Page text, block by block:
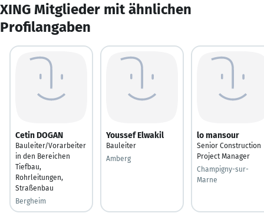
XING Mitglieder mit ähnlichen
Profilangaben
Cetin DOGAN
Bauleiter/Vorarbeiter
in den Bereichen
Tiefbau,
Rohrleitungen,
Straßenbau
Bergheim
Youssef Elwakil
Bauleiter
Amberg
lo mansour
Senior Construction
Project Manager
Champigny-sur-
Marne